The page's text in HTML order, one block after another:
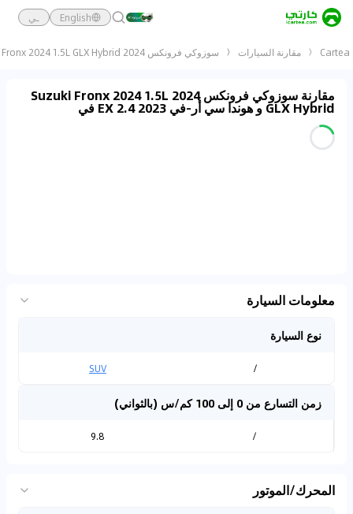
English ـي
Cartea مقارنة السيارات سوزوكي فرونكس 2024 Suzuki Fronx 2024 1.5L GLX Hybrid و هوندا سي أر-في 2023 2.4 EX
مقارنة سوزوكي فرونكس 2024 Suzuki Fronx 2024 1.5L
GLX Hybrid و هوندا سي أر-في 2023 2.4 EX في
معلومات السيارة
نوع السيارة
/
SUV
زمن التسارع من 0 إلى 100 كم/س (بالثواني)
/
9.8
المحرك/الموتور